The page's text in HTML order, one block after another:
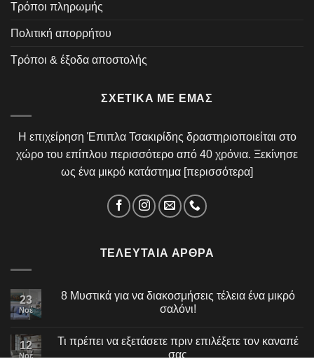
Τρόποι πληρωμής
Πολιτική απορρήτου
Τρόποι & έξοδα αποστολής
ΣΧΕΤΙΚΆ ΜΕ ΕΜΆΣ
Η επιχείρηση Έπιπλα Τσακιρίδης δραστηριοποιείται στο
χώρο του επίπλου περισσότερο από 40 χρόνια. Ξεκίνησε
ως ένα μικρό κατάστημα [περισσότερα]
ΤΕΛΕΥΤΑΊΑ ΆΡΘΡΑ
23
Νοέ
8 Μυστικά για να διακοσμήσεις τέλεια ένα μικρό
σαλόνι!
12
Νοέ
Τι πρέπει να εξετάσετε πριν επιλέξετε τον καναπέ
σας